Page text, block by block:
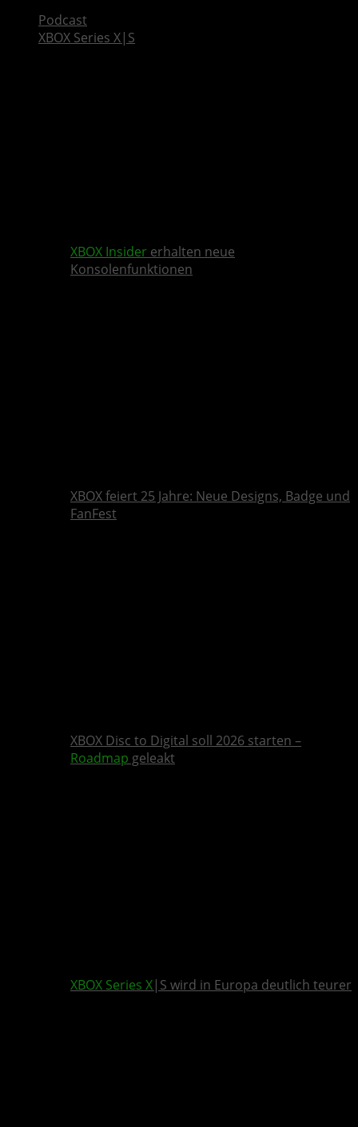
Podcast
XBOX Series X|S
XBOX Insider erhalten neue
Konsolenfunktionen
XBOX feiert 25 Jahre: Neue Designs, Badge und
FanFest
XBOX Disc to Digital soll 2026 starten –
Roadmap geleakt
XBOX Series X|S wird in Europa deutlich teurer